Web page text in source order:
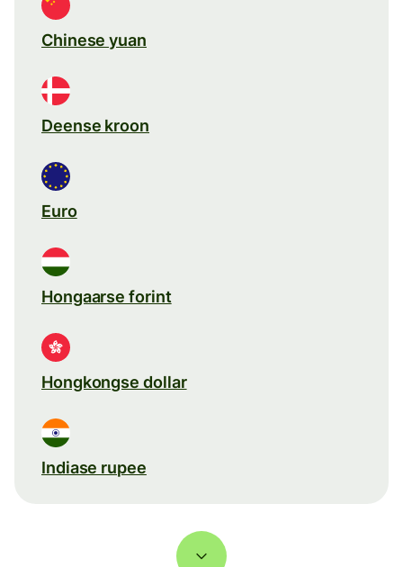
Chinese yuan
Deense kroon
Euro
Hongaarse forint
Hongkongse dollar
Indiase rupee